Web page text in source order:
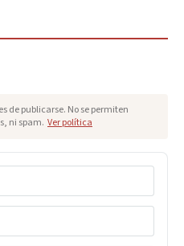
de publicarse. No se permiten
ni spam. Ver política